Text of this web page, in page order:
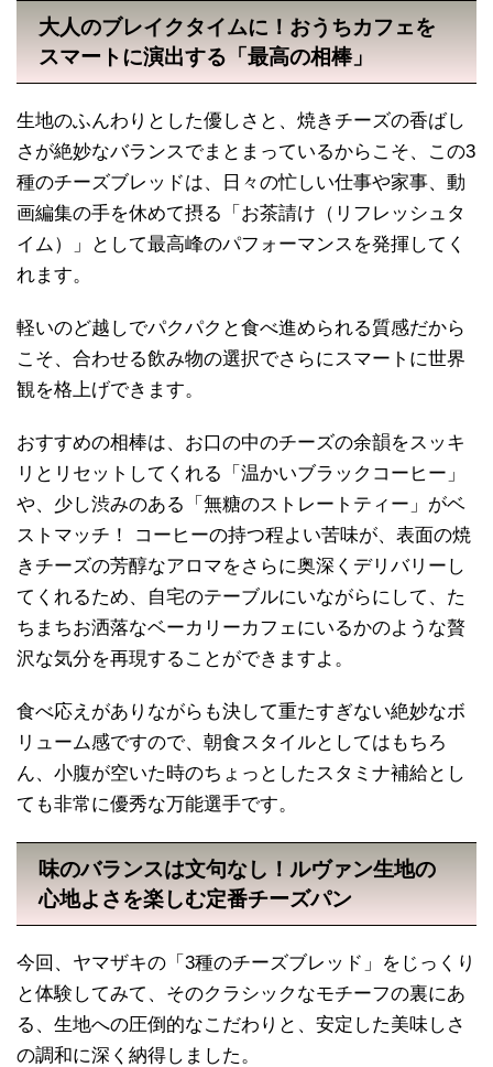
大人のブレイクタイムに！おうちカフェを
スマートに演出する「最高の相棒」
生地のふんわりとした優しさと、焼きチーズの香ばし
さが絶妙なバランスでまとまっているからこそ、この3
種のチーズブレッドは、日々の忙しい仕事や家事、動
画編集の手を休めて摂る「お茶請け（リフレッシュタ
イム）」として最高峰のパフォーマンスを発揮してく
れます。
軽いのど越しでパクパクと食べ進められる質感だから
こそ、合わせる飲み物の選択でさらにスマートに世界
観を格上げできます。
おすすめの相棒は、お口の中のチーズの余韻をスッキ
リとリセットしてくれる「温かいブラックコーヒー」
や、少し渋みのある「無糖のストレートティー」がベ
ストマッチ！ コーヒーの持つ程よい苦味が、表面の焼
きチーズの芳醇なアロマをさらに奥深くデリバリーし
てくれるため、自宅のテーブルにいながらにして、た
ちまちお洒落なベーカリーカフェにいるかのような贅
沢な気分を再現することができますよ。
食べ応えがありながらも決して重たすぎない絶妙なボ
リューム感ですので、朝食スタイルとしてはもちろ
ん、小腹が空いた時のちょっとしたスタミナ補給とし
ても非常に優秀な万能選手です。
味のバランスは文句なし！ルヴァン生地の
心地よさを楽しむ定番チーズパン
今回、ヤマザキの「3種のチーズブレッド」をじっくり
と体験してみて、そのクラシックなモチーフの裏にあ
る、生地への圧倒的なこだわりと、安定した美味しさ
の調和に深く納得しました。